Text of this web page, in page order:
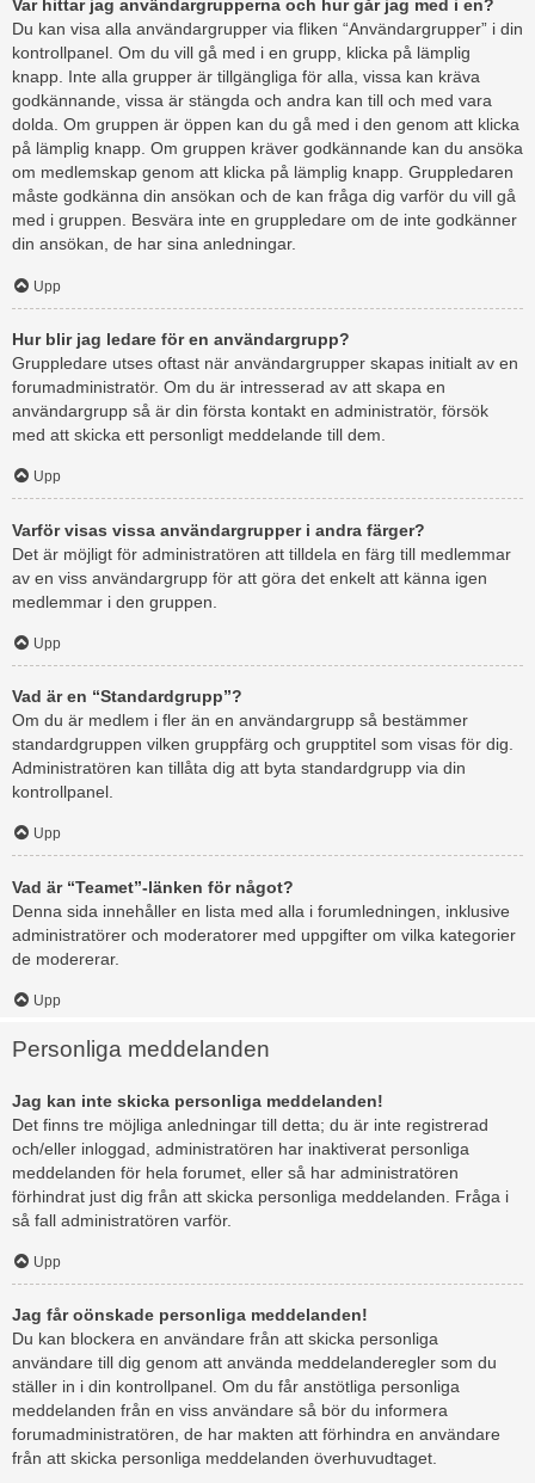
Var hittar jag användargrupperna och hur går jag med i en?
Du kan visa alla användargrupper via fliken “Användargrupper” i din
kontrollpanel. Om du vill gå med i en grupp, klicka på lämplig
knapp. Inte alla grupper är tillgängliga för alla, vissa kan kräva
godkännande, vissa är stängda och andra kan till och med vara
dolda. Om gruppen är öppen kan du gå med i den genom att klicka
på lämplig knapp. Om gruppen kräver godkännande kan du ansöka
om medlemskap genom att klicka på lämplig knapp. Gruppledaren
måste godkänna din ansökan och de kan fråga dig varför du vill gå
med i gruppen. Besvära inte en gruppledare om de inte godkänner
din ansökan, de har sina anledningar.
Upp
Hur blir jag ledare för en användargrupp?
Gruppledare utses oftast när användargrupper skapas initialt av en
forumadministratör. Om du är intresserad av att skapa en
användargrupp så är din första kontakt en administratör, försök
med att skicka ett personligt meddelande till dem.
Upp
Varför visas vissa användargrupper i andra färger?
Det är möjligt för administratören att tilldela en färg till medlemmar
av en viss användargrupp för att göra det enkelt att känna igen
medlemmar i den gruppen.
Upp
Vad är en “Standardgrupp”?
Om du är medlem i fler än en användargrupp så bestämmer
standardgruppen vilken gruppfärg och grupptitel som visas för dig.
Administratören kan tillåta dig att byta standardgrupp via din
kontrollpanel.
Upp
Vad är “Teamet”-länken för något?
Denna sida innehåller en lista med alla i forumledningen, inklusive
administratörer och moderatorer med uppgifter om vilka kategorier
de modererar.
Upp
Personliga meddelanden
Jag kan inte skicka personliga meddelanden!
Det finns tre möjliga anledningar till detta; du är inte registrerad
och/eller inloggad, administratören har inaktiverat personliga
meddelanden för hela forumet, eller så har administratören
förhindrat just dig från att skicka personliga meddelanden. Fråga i
så fall administratören varför.
Upp
Jag får oönskade personliga meddelanden!
Du kan blockera en användare från att skicka personliga
användare till dig genom att använda meddelanderegler som du
ställer in i din kontrollpanel. Om du får anstötliga personliga
meddelanden från en viss användare så bör du informera
forumadministratören, de har makten att förhindra en användare
från att skicka personliga meddelanden överhuvudtaget.